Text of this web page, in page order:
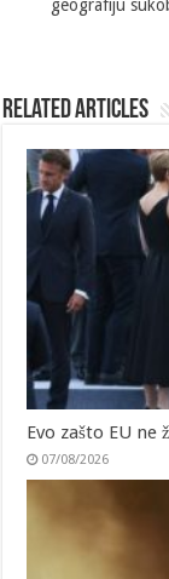
geografiju
Related Articles
Evo zašto EU
07/08/2026